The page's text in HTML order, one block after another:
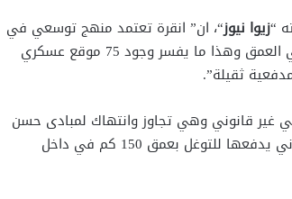
“زيوا نيوز“، ان” انقرة تعتمد منهج توسعي في
داخل اقليم كردستان شمال العراق من خلال مبدا العسكرة في العمق وهذا ما يفسر وجود 75 موقع عسكري
ثقيلة”.
غير قانوني وهي تجاوز وانتهاك لمبادى حسن
الجوار متسائلا هل مبرر تخوف انقرة من حزب العمال الكردستاني يدفعها للتوغل بعمق 150 كم في داخل